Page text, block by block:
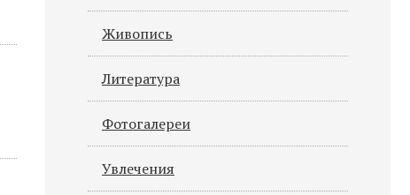
Живопись
Литература
Фотогалереи
Увлечения